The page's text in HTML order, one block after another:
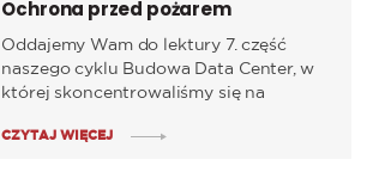
Security Service Edge Adoption
Ochrona przed pożarem
Oddajemy Wam do lektury 7. część
naszego cyklu Budowa Data Center, w
której skoncentrowaliśmy się na
i gaszenia pożarów. Ochrona przed
CZYTAJ WIĘCEJ